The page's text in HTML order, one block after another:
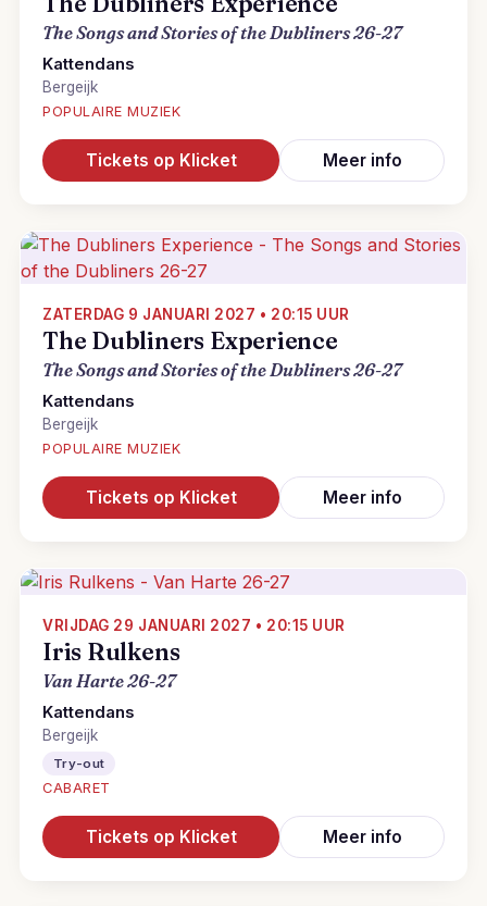
The Songs and Stories of the Dubliners 26-27
Kattendans
Bergeijk
POPULAIRE MUZIEK
Tickets op Klicket Meer info
ZATERDAG 9 JANUARI 2027 • 20:15 UUR
The Dubliners Experience
The Songs and Stories of the Dubliners 26-27
Kattendans
Bergeijk
POPULAIRE MUZIEK
Tickets op Klicket Meer info
VRIJDAG 29 JANUARI 2027 • 20:15 UUR
Iris Rulkens
Van Harte 26-27
Kattendans
Bergeijk
Try-out
CABARET
Tickets op Klicket Meer info